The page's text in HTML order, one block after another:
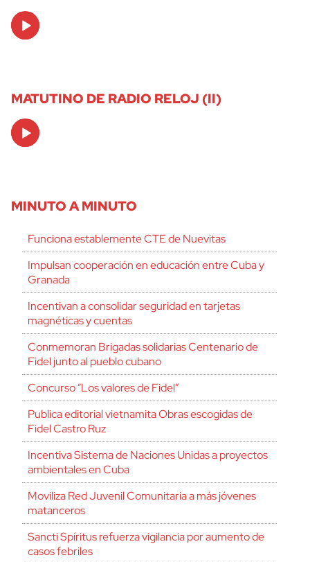
Audio
Player
MATUTINO DE RADIO RELOJ (II)
Audio
Player
MINUTO A MINUTO
Funciona establemente CTE de Nuevitas
Impulsan cooperación en educación entre Cuba y
Granada
Incentivan a consolidar seguridad en tarjetas
magnéticas y cuentas
Conmemoran Brigadas solidarias Centenario de
Fidel junto al pueblo cubano
Concurso “Los valores de Fidel”
Publica editorial vietnamita Obras escogidas de
Fidel Castro Ruz
Incentiva Sistema de Naciones Unidas a proyectos
ambientales en Cuba
Moviliza Red Juvenil Comunitaria a más jóvenes
matanceros
Sancti Spíritus refuerza vigilancia por aumento de
casos febriles